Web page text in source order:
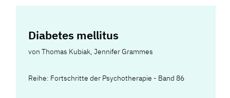
Diabetes mellitus
vonThomas Kubiak,Jennifer Grammes
Reihe: Fortschritte der Psychotherapie - Band 86